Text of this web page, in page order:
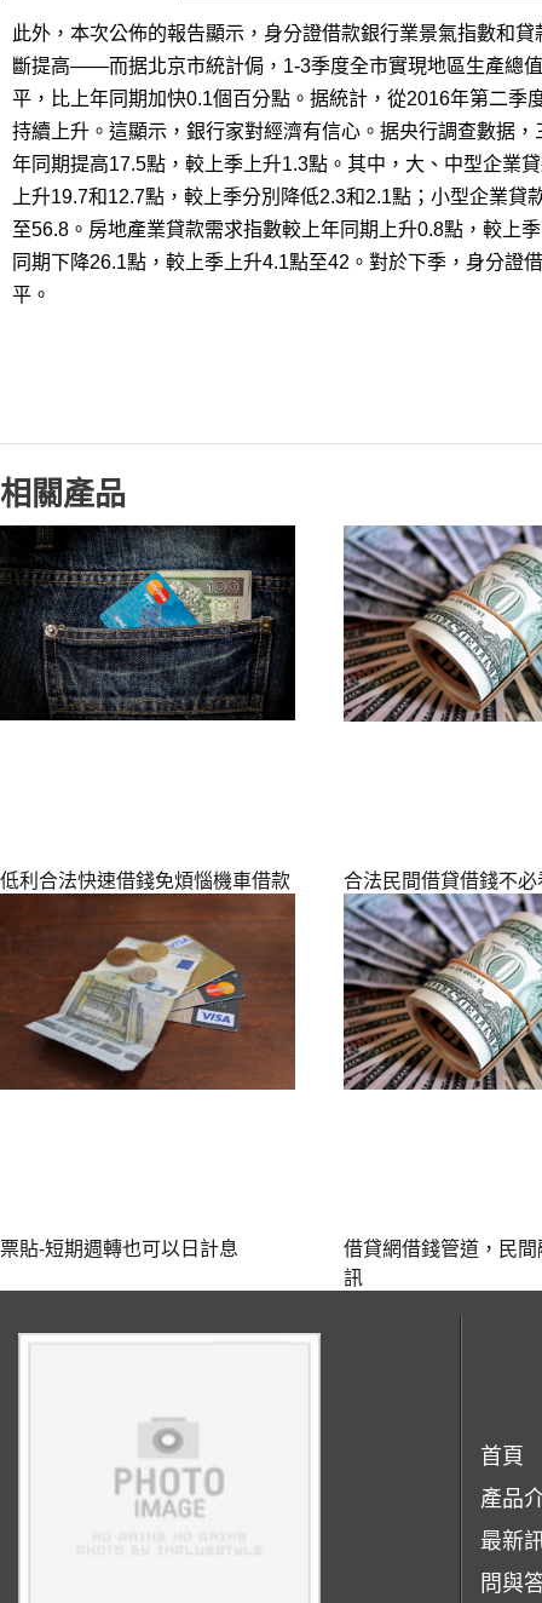
此外，本次公佈的報告顯示，身分證借款銀行業景氣指數和
斷提高——而据北京市統計侷，1-3季度全市實現地區生產總
平，比上年同期加快0.1個百分點。据統計，從2016年第二季
持續上升。這顯示，銀行家對經濟有信心。据央行調查數据
年同期提高17.5點，較上季上升1.3點。其中，大、中型企業
上升19.7和12.7點，較上季分別降低2.3和2.1點；小型企業
至56.8。房地產業貸款需求指數較上年同期上升0.8點，較上
同期下降26.1點，較上季上升4.1點至42。對於下季，身分證
平。
相關產品
低利合法快速借錢免煩惱‎機車借款 合法民間借貸借錢不必
票貼-短期週轉也可以日計息
借貸網借錢管道，民
訊‎
首頁
產品
最新
問與